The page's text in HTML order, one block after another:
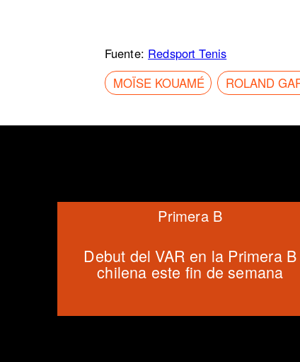
Fuente: Redsport Tenis
MOÏSE KOUAMÉ
ROLAND
Debut del VAR en la Primera B
chilena este fin de semana
Primera B